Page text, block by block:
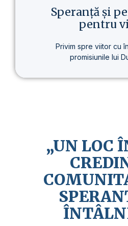
înțelesul
Speranță și
pentru
Privim spre viitor cu
promisiunile lui
„UN LOC